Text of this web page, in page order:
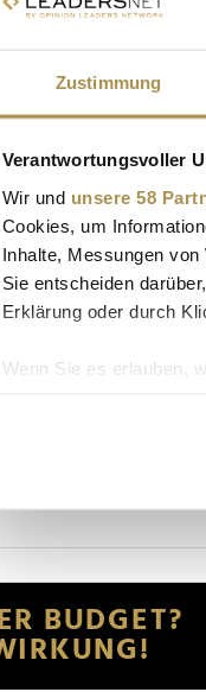
Zustimmung
Verantwortungsvoller
Wir und unsere 58
Cookies, um
Inhalte, Messungen
Sie entscheiden
Erklärung oder durch
Wenn Sie es erlauben,
Erfahren Sie mehr
Wir verwenden
Website an unsere
möglicherweise mit
der Dienste gesammelt